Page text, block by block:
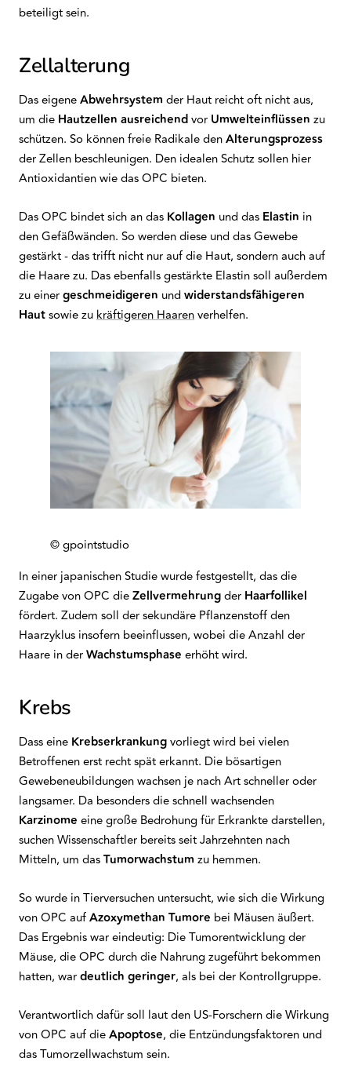
beteiligt sein.
Zellalterung
Das eigeneAbwehrsystem der Haut reicht oft nicht aus,
um die Hautzellen ausreichendvor Umwelteinflüssen zu
schützen. So können freie Radikale denAlterungsprozess
der Zellen beschleunigen. Den idealen Schutz sollen hier
Antioxidantien wie das OPC bieten.
Das OPC bindet sich an das Kollagen und das Elastin in
den Gefäßwänden. So werden diese und das Gewebe
gestärkt - das trifft nicht nur auf die Haut, sondern auch auf
die Haare zu. Das ebenfalls gestärkte Elastin soll außerdem
zu einergeschmeidigeren undwiderstandsfähigeren
Hautsowie zukräftigeren Haarenverhelfen.
© gpointstudio
In einer japanischen Studie wurde festgestellt, das die
Zugabe von OPC dieZellvermehrungder Haarfollikel
fördert. Zudem soll der sekundäre Pflanzenstoff den
Haarzyklus insofern beeinflussen, wobei die Anzahl der
Haare in derWachstumsphase erhöht wird.
Krebs
Dass eine Krebserkrankungvorliegt wird bei vielen
Betroffenen erst recht spät erkannt. Die bösartigen
Gewebeneubildungen wachsen je nach Art schneller oder
langsamer. Da besonders die schnell wachsenden
Karzinome eine große Bedrohung für Erkrankte darstellen,
suchen Wissenschaftler bereits seit Jahrzehnten nach
Mitteln, um dasTumorwachstum zu hemmen.
So wurde in Tierversuchen untersucht, wie sich die Wirkung
von OPC aufAzoxymethan Tumore bei Mäusen äußert.
Das Ergebnis war eindeutig: Die Tumorentwicklung der
Mäuse, die OPC durch die Nahrung zugeführt bekommen
hatten, wardeutlich geringer, als bei der Kontrollgruppe.
Verantwortlich dafür soll laut den US-Forschern die Wirkung
von OPC auf dieApoptose, die Entzündungsfaktoren und
das Tumorzellwachstum sein.